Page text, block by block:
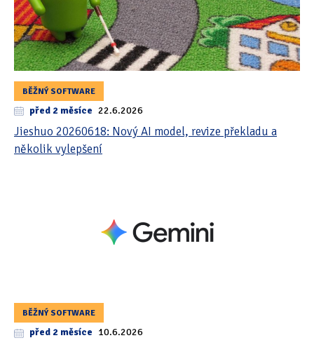
BĚŽNÝ SOFTWARE
před 2 měsíce 22.6.2026
Jieshuo 20260618: Nový AI model, revize překladu a
několik vylepšení
BĚŽNÝ SOFTWARE
před 2 měsíce 10.6.2026